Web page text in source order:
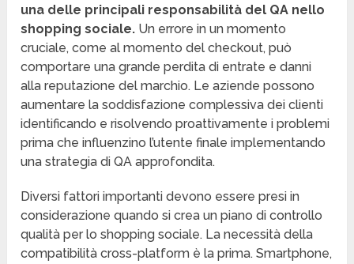
una delle principali responsabilità del QA nello
shopping sociale. Un errore in un momento
cruciale, come al momento del checkout, può
comportare una grande perdita di entrate e danni
alla reputazione del marchio. Le aziende possono
aumentare la soddisfazione complessiva dei clienti
identificando e risolvendo proattivamente i problemi
prima che influenzino l’utente finale implementando
una strategia di QA approfondita.
Diversi fattori importanti devono essere presi in
considerazione quando si crea un piano di controllo
qualità per lo shopping sociale. La necessità della
compatibilità cross-platform è la prima. Smartphone,